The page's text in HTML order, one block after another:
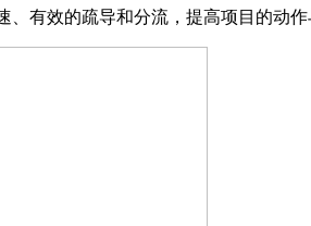
有效的疏导和分流，提⾼项⽬的动作